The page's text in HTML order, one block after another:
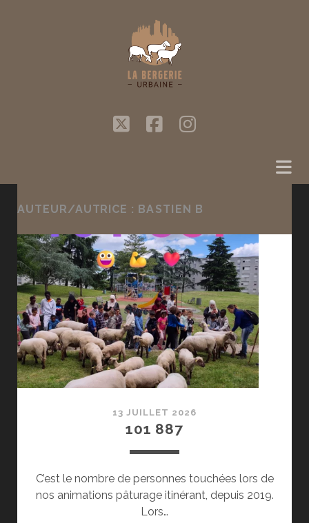
twitterfacebook
instagram
AUTEUR/AUTRICE : BASTIEN B
13 JUILLET 2026
101 887
C’est le nombre de personnes touchées lors de
nos animations pâturage itinérant, depuis 2019.
Lors…